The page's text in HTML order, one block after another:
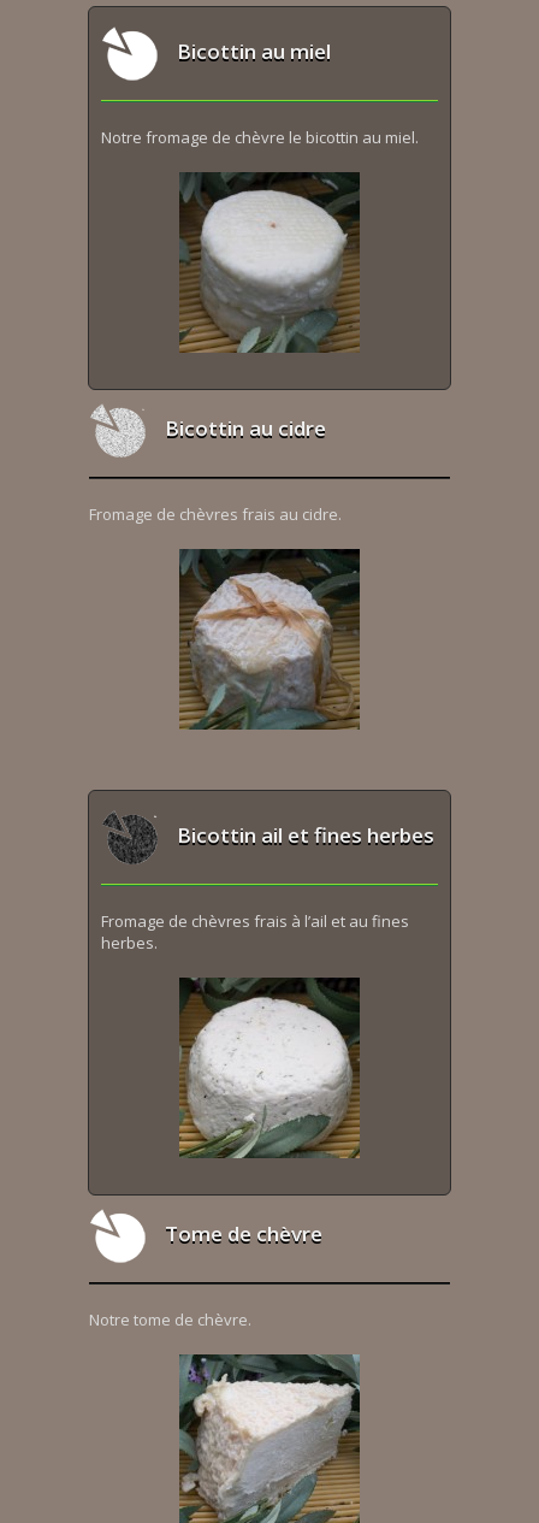
Bicottin au miel
Notre fromage de chèvre le bicottin au miel.
Bicottin au cidre
Fromage de chèvres frais au cidre.
Bicottin ail et fines herbes
Fromage de chèvres frais à l’ail et au fines
herbes.
Tome de chèvre
Notre tome de chèvre.